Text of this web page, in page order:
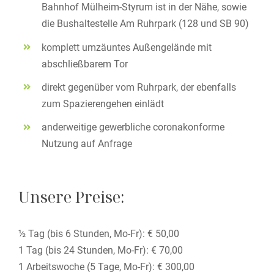
Bahnhof Mülheim-Styrum ist in der Nähe, sowie
die Bushaltestelle Am Ruhrpark (128 und SB 90)
komplett umzäuntes Außengelände mit
abschließbarem Tor
direkt gegenüber vom Ruhrpark, der ebenfalls
zum Spazierengehen einlädt
anderweitige gewerbliche coronakonforme
Nutzung auf Anfrage
Unsere Preise:
½ Tag (bis 6 Stunden, Mo-Fr): € 50,00
1 Tag (bis 24 Stunden, Mo-Fr): € 70,00
1 Arbeitswoche (5 Tage, Mo-Fr): € 300,00